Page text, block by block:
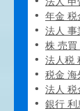
年金 税
法人 事
株 売買
法人税
税金 海
法人 税
銀行 利